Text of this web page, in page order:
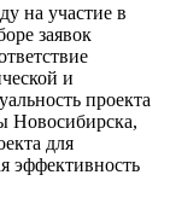
на участие в
заявок
и
проекта
Новосибирска,
для
эффективность